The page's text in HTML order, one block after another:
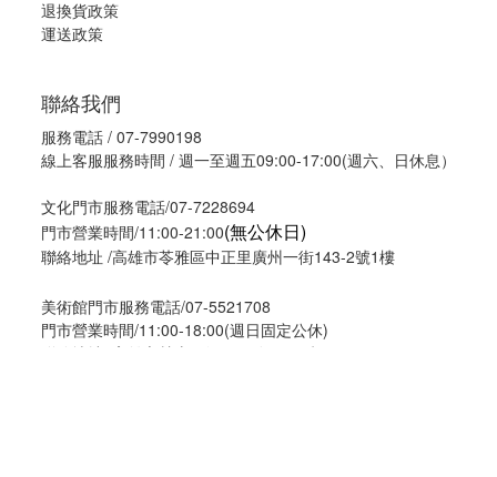
退換貨政策
運送政策
聯絡我們
服務電話 / 07-7990198
線上客服服務時間 / 週一至週五09:00-17:00(週六、日休息）
文化門市服務電話/07-7228694
門市營業時間/11:00-21:00(無公休日)
聯絡地址 /高雄市苓雅區中正里廣州一街143-2號1樓
美術館門市服務電話/07-5521708
門市營業時間/11:00-18:00(週日固定公休)
聯絡地址 /